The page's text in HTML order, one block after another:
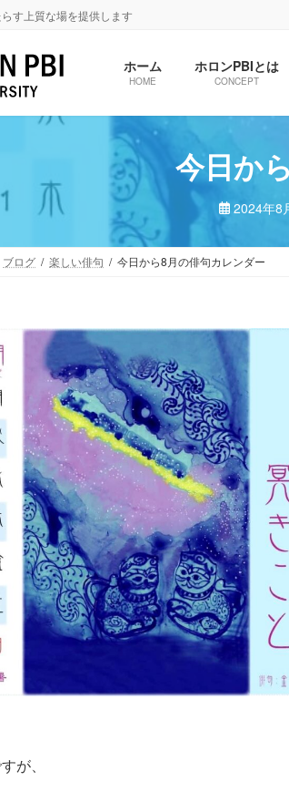
す上質な場を提供します
ホーム
HOME
ホロンPBIとは
CONCEPT
今日か
2024年8
ブログ 楽しい俳句 今日から8月の俳句カレンダー
が、